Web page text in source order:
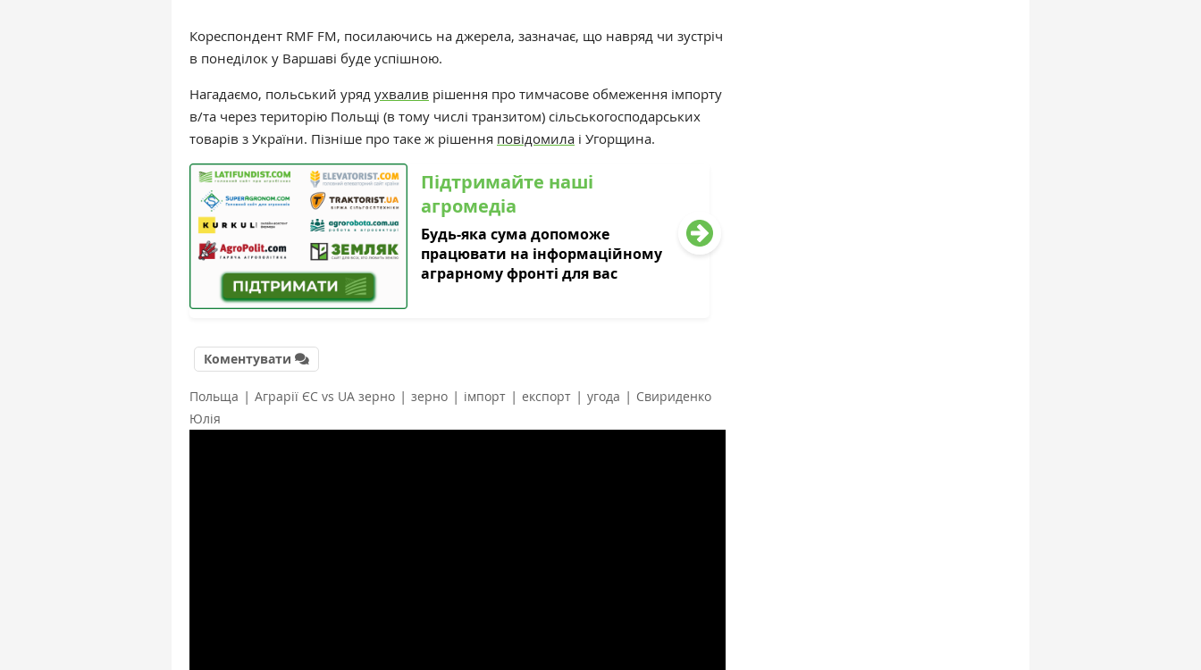
Кореспондент RMF FM, посилаючись на джерела, зазначає, що навряд чи зустріч
в понеділок у Варшаві буде успішною.
Нагадаємо, польський уряд ухвалив рішення про тимчасове обмеження імпорту
в/та через територію Польщі (в тому числі транзитом) сільськогосподарських
товарів з України. Пізніше про таке ж рішення повідомила і Угорщина.
Підтримайте наші
агромедіа
Будь-яка сума допоможе
працювати на інформаційному
аграрному фронті для вас
Коментувати
Польща | Аграрії ЄС vs UA зерно | зерно | імпорт | експорт | угода | Свириденко
Юлія